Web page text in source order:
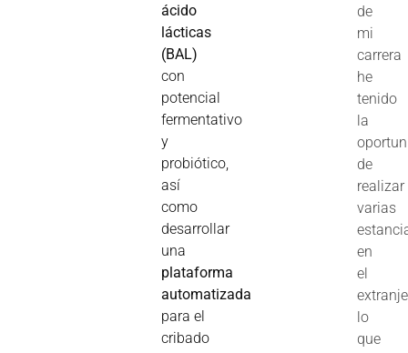
ácido
lácticas
(BAL)
con
potencial
fermentativo
y
probiótico,
así
como
desarrollar
una
plataforma
automatizada
para el
cribado
de
mi
carrera
he
tenido
la
de
realizar
varias
en
el
lo
que